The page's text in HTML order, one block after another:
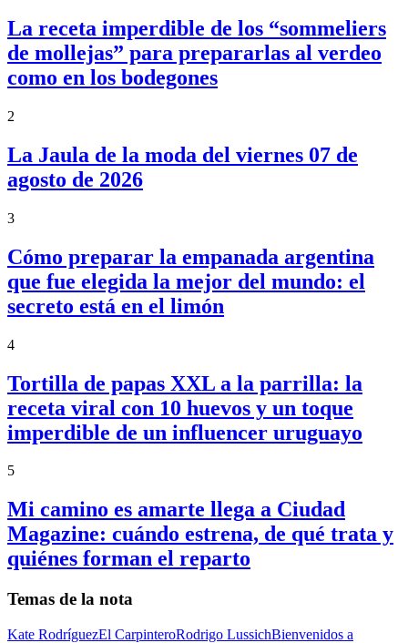
La receta imperdible de los “sommeliers
de mollejas” para prepararlas al verdeo
como en los bodegones
2
La Jaula de la moda del viernes 07 de
agosto de 2026
3
Cómo preparar la empanada argentina
que fue elegida la mejor del mundo: el
secreto está en el limón
4
Tortilla de papas XXL a la parrilla: la
receta viral con 10 huevos y un toque
imperdible de un influencer uruguayo
5
Mi camino es amarte llega a Ciudad
Magazine: cuándo estrena, de qué trata y
quiénes forman el reparto
Temas de la nota
Kate RodríguezEl CarpinteroRodrigo LussichBienvenidos a